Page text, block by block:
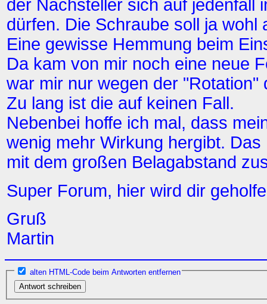
der Nachsteller sich auf jedenfall
dürfen. Die Schraube soll ja wohl
Eine gewisse Hemmung beim
Da kam von mir noch eine neue
war mir nur wegen der "Rotation"
Zu lang ist die auf keinen Fall.
Nebenbei hoffe ich mal, dass
wenig mehr Wirkung hergibt.
mit dem großen Belagabstand
Super Forum, hier wird dir
Gruß
Martin
alten HTML-Code beim Antworten entfernen